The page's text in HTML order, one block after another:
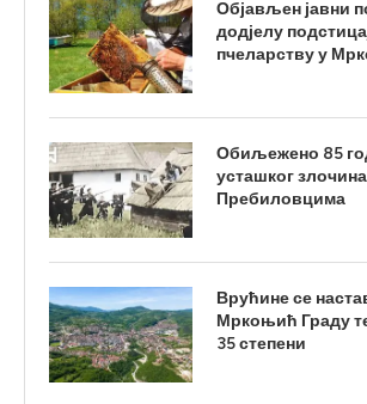
Објављен јавни
додјелу
пчеларству у
Обиљежено 85
усташког
Пребиловцима
Врућине се
Мркоњић Граду
35 степени